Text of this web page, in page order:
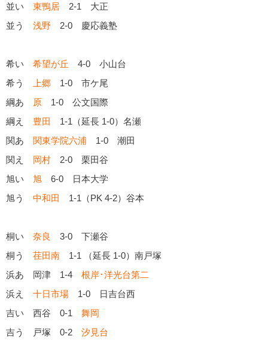
並い 東鴨居 2-1 大正
並う 浅野 2-0 慶応義塾
希い 希望が丘 4-0 小山台
希う
上郷 1-0 市ケ尾
綱あ
原 1-0 公文国際
綱え 豊田
1-1（延長 1-0）名瀬
関あ 関東学院六浦 1-0 潮田
関え 岡村 2-0 栗田谷
旭い 旭 6-0 日本大学
旭う 中和田 1-1（PK 4-2）谷本
桐い 奈良
3-0 下瀬谷
桐う 荏田南 1-1 （延長 1-0）南戸塚
浜あ 岡津 1-4 根岸･洋光台第二
浜え 十日市場 1-0 日吉台西
吉い 西谷 0-1 舞岡
吉う 戸塚 0-2 汐見台